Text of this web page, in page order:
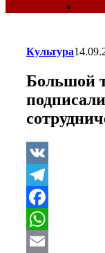
Культура
Большой
VK
Telegram
Facebook
WhatsApp